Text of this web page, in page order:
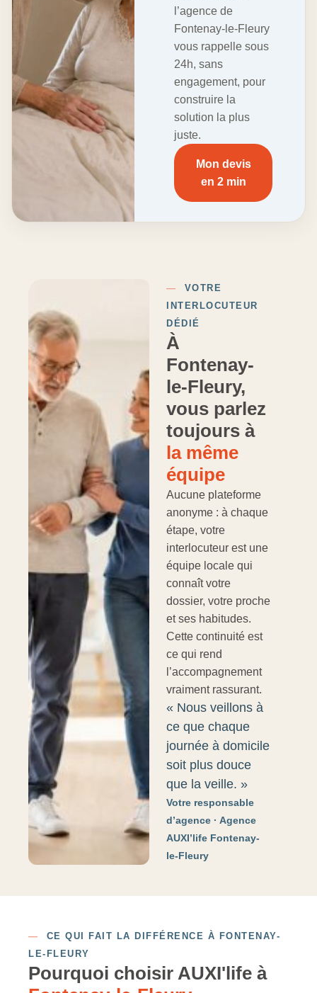
l’agence de
Fontenay-le-Fleury
vous rappelle sous
24h, sans
engagement, pour
construire la
solution la plus
juste.
Mon devis
en 2 min
—
VOTRE
INTERLOCUTEUR
DÉDIÉ
À
Fontenay-
le-Fleury,
vous parlez
toujours à
la même
équipe
Aucune plateforme
anonyme : à chaque
étape, votre
interlocuteur est une
équipe locale qui
connaît votre
dossier, votre proche
et ses habitudes.
Cette continuité est
ce qui rend
l’accompagnement
vraiment rassurant.
« Nous veillons à
ce que chaque
journée à domicile
soit plus douce
que la veille. »
Votre responsable
d’agence · Agence
AUXI’life Fontenay-
le-Fleury
— CE QUI FAIT LA DIFFÉRENCE À FONTENAY-
LE-FLEURY
Pourquoi choisir AUXI'life à